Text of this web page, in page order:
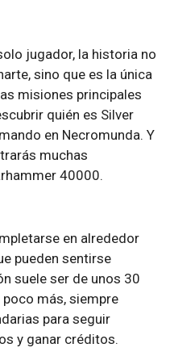
jugador, la historia no
sino que es la única
misiones principales
quién es Silver
en Necromunda. Y
muchas
40000.
en alrededor
pueden sentirse
suele ser de unos 30
más, siempre
para seguir
y ganar créditos.